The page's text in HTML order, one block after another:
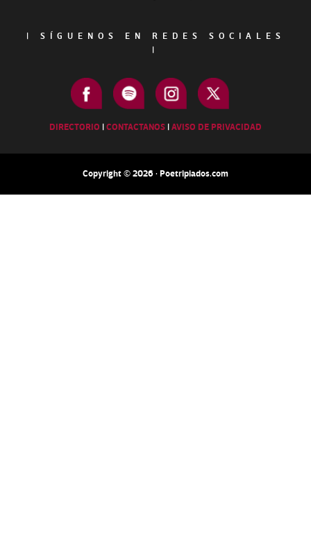
|
SÍGUENOS EN REDES SOCIALES
|
DIRECTORIO |CONTACTANOS |AVISO DE PRIVACIDAD
Copyright © 2026 · Poetripiados.com